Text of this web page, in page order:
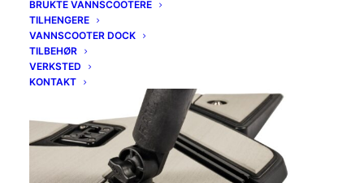
BRUKTE VANNSCOOTERE
TILHENGERE
VANNSCOOTER DOCK
TILBEHØR
VERKSTED
KONTAKT